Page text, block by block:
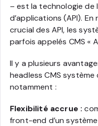
– est la technologie de
d’applications (API).
crucial des API, les
parfois appelés CMS «
Il y a plusieurs
headless CMS
notamment :
Flexibilité accrue :
front-end d’un